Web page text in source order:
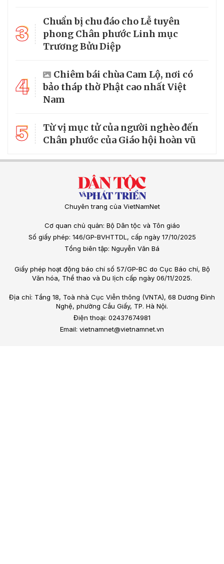
3
Chuẩn bị chu đáo cho Lễ tuyên
phong Chân phước Linh mục
Trương Bửu Diệp
4
Chiêm bái chùa Cam Lộ, nơi có
bảo tháp thờ Phật cao nhất Việt
Nam
5
Từ vị mục tử của người nghèo đến
Chân phước của Giáo hội hoàn vũ
Chuyên trang của VietNamNet
Cơ quan chủ quản: Bộ Dân tộc và Tôn giáo
Số giấy phép: 146/GP-BVHTTDL, cấp ngày 17/10/2025
Tổng biên tập: Nguyễn Văn Bá
Giấy phép hoạt động báo chí số 57/GP-BC do Cục Báo chí, Bộ
Văn hóa, Thể thao và Du lịch cấp ngày 06/11/2025.
Địa chỉ: Tầng 18, Toà nhà Cục Viễn thông (VNTA), 68 Dương Đình
Nghệ, phường Cầu Giấy, TP. Hà Nội.
Điện thoại: 02437674981
Email: vietnamnet@vietnamnet.vn